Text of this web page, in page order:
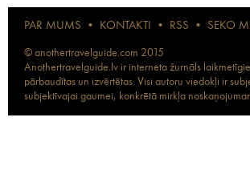
PAR MUMS • KONTAKTI • RSS • SEKO
© anothertravelguide.com 2015
Anothertravelguide.lv ir interneta žurnāls
pārbaudītas un izvērtētas. Visi autoru viedokļi ir
subjektīvajai gaumei, konkrētā mirkļa